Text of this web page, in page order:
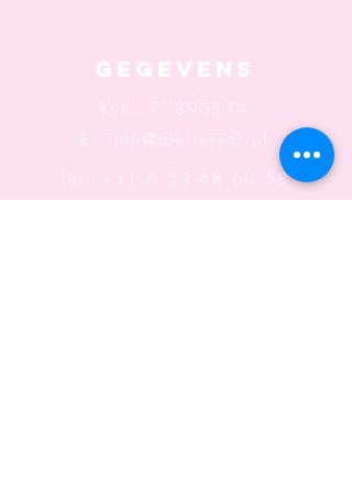
Gegevens
KvK:
77890574
info@ateliersaf.nl
Tel: +31 6 53 48 60 58